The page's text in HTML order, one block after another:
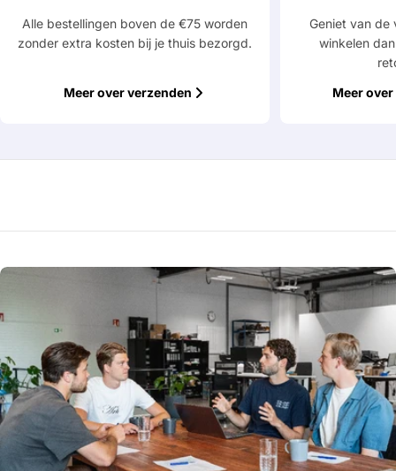
Alle bestellingen boven de €75 worden
zonder extra kosten bij je thuis bezorgd.
Meer over verzenden
Geniet van de
winkelen
Meer